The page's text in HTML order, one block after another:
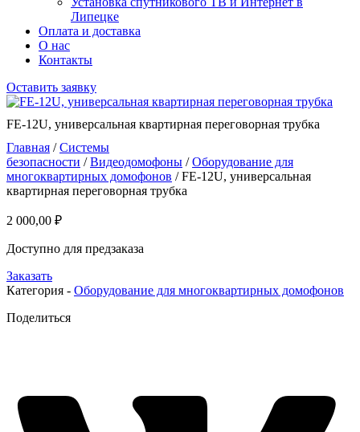
Липецке
Оплата и доставка
О нас
Контакты
Оставить заявку
FE-12U, универсальная квартирная переговорная трубка
Главная /Системы
безопасности /Видеодомофоны /Оборудование для
многоквартирных домофонов / FE-12U, универсальная
квартирная переговорная трубка
2 000,00 ₽
Доступно для предзаказа
Заказать
Категория - Оборудование для многоквартирных домофонов
Поделиться